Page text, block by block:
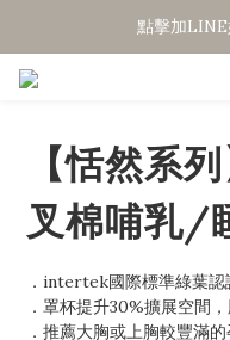
點擊加
點擊加
【恬然系
叉棉哺乳/
．intertek國際標準綠葉認
．罩杯提升30%擴展空間
．推薦大胸或上胸較豐滿